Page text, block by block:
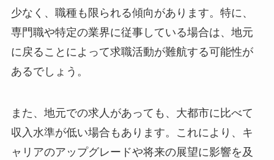
少なく、職種も限られる傾向があります。特に、
専門職や特定の業界に従事している場合は、地元
に戻ることによって求職活動が難航する可能性が
あるでしょう。
また、地元での求人があっても、大都市に比べて
収入水準が低い場合もあります。これにより、キ
ャリアのアップグレードや将来の展望に影響を及